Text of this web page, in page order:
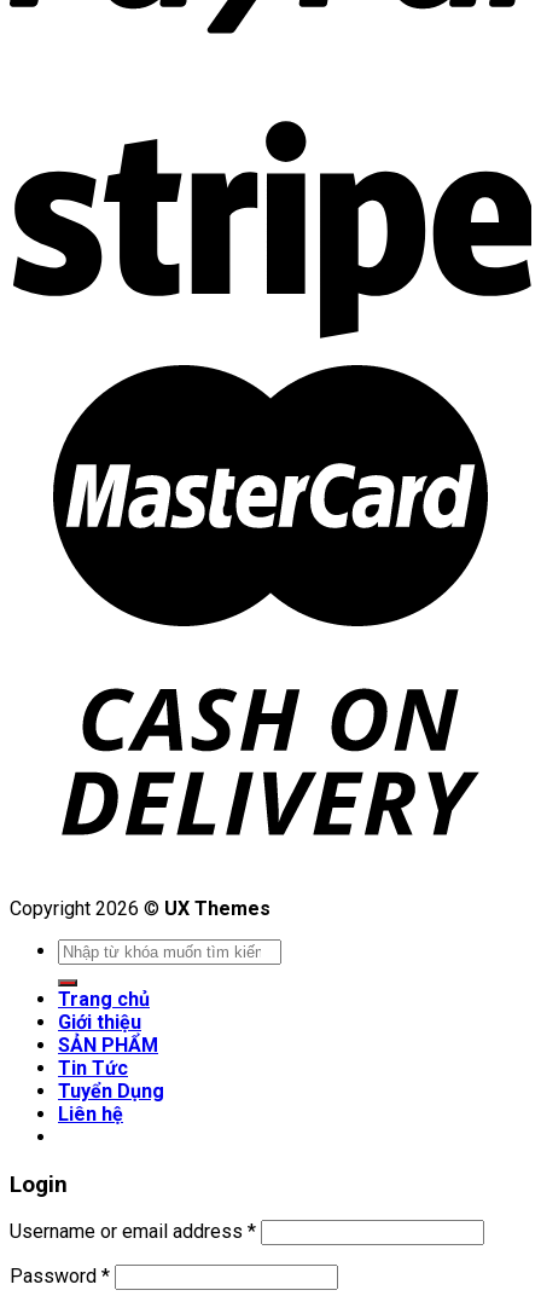
Copyright 2026 © UX Themes
Search
for:
Trang chủ
Giới thiệu
SẢN PHẨM
Tin Tức
Tuyển Dụng
Liên hệ
Login
Username or email address *
Password *